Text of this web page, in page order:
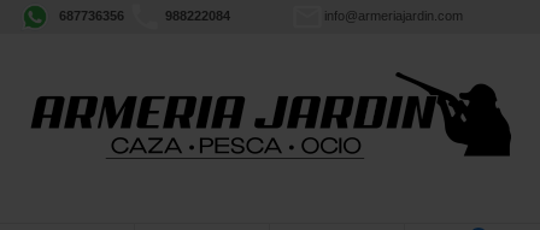
687736356 988222084 info@armeriajardin.com